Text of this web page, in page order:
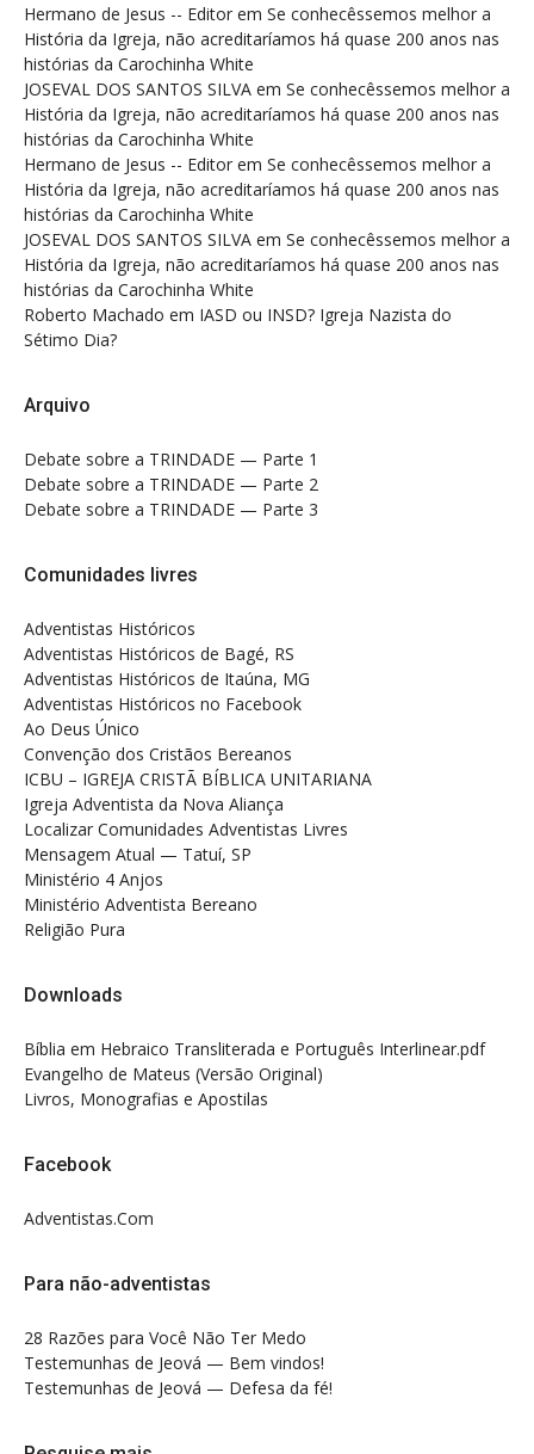
Hermano de Jesus -- Editor em Se conhecêssemos melhor a
História da Igreja, não acreditaríamos há quase 200 anos nas
histórias da Carochinha White
JOSEVAL DOS SANTOS SILVA em Se conhecêssemos melhor a
História da Igreja, não acreditaríamos há quase 200 anos nas
histórias da Carochinha White
Hermano de Jesus -- Editor em Se conhecêssemos melhor a
História da Igreja, não acreditaríamos há quase 200 anos nas
histórias da Carochinha White
JOSEVAL DOS SANTOS SILVA em Se conhecêssemos melhor a
História da Igreja, não acreditaríamos há quase 200 anos nas
histórias da Carochinha White
Roberto Machado em IASD ou INSD? Igreja Nazista do
Sétimo Dia?
Arquivo
Debate sobre a TRINDADE — Parte 1
Debate sobre a TRINDADE — Parte 2
Debate sobre a TRINDADE — Parte 3
Comunidades livres
Adventistas Históricos
Adventistas Históricos de Bagé, RS
Adventistas Históricos de Itaúna, MG
Adventistas Históricos no Facebook
Ao Deus Único
Convenção dos Cristãos Bereanos
ICBU – IGREJA CRISTÃ BÍBLICA UNITARIANA
Igreja Adventista da Nova Aliança
Localizar Comunidades Adventistas Livres
Mensagem Atual — Tatuí, SP
Ministério 4 Anjos
Ministério Adventista Bereano
Religião Pura
Downloads
Bíblia em Hebraico Transliterada e Português Interlinear.pdf
Evangelho de Mateus (Versão Original)
Livros, Monografias e Apostilas
Facebook
Adventistas.Com
Para não-adventistas
28 Razões para Você Não Ter Medo
Testemunhas de Jeová — Bem vindos!
Testemunhas de Jeová — Defesa da fé!